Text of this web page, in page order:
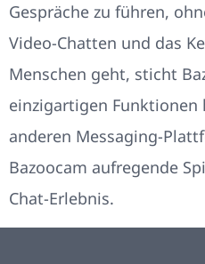
Gespräche zu führen,
Video-Chatten und das
Menschen geht, sticht
einzigartigen Funktionen
anderen Messaging-
Bazoocam aufregende
Chat-Erlebnis.